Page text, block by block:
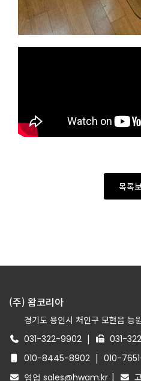
목록
(주) 왐코리아
경기도 용인시 처인구 모현읍 능
031-322-9902 |
031-
010-8445-8902 | 010-
영업 sales@hwam.kr |